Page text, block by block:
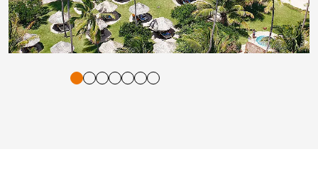
und Vorlesen der Inhalte mit Leertaste oder Tabulator-